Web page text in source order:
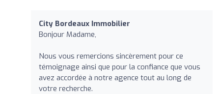
City Bordeaux Immobilier
Bonjour Madame,
Nous vous remercions sincèrement pour ce
témoignage ainsi que pour la confiance que vous
avez accordée à notre agence tout au long de
votre recherche.